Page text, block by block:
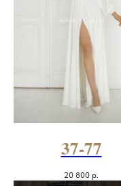
37-77
20 800 р.